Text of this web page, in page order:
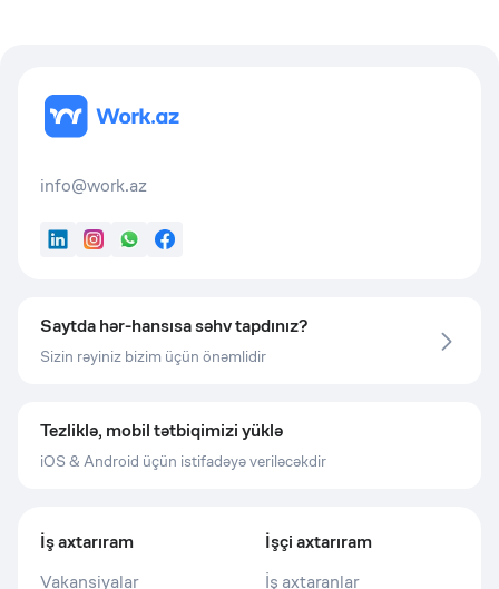
info@work.az
LinkedInInstagram
WhatsApp
Facebook
Saytda hər-hansısa səhv tapdınız?
Sizin rəyiniz bizim üçün önəmlidir
Tezliklə, mobil tətbiqimizi yüklə
iOS & Android üçün istifadəyə veriləcəkdir
İş axtarıram
Vakansiyalar
İşçi axtarıram
İş axtaranlar